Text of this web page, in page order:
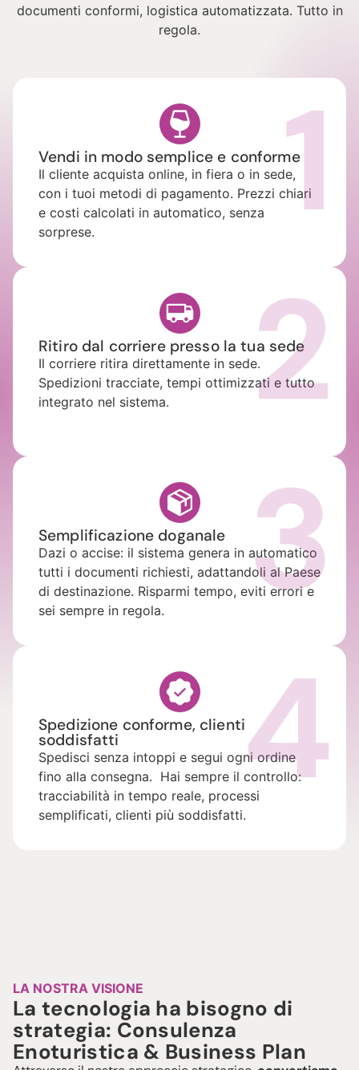
documenti conformi, logistica automatizzata. Tutto in
regola.
1
Vendi in modo semplice e conforme
Il cliente acquista online, in fiera o in sede,
con i tuoi metodi di pagamento. Prezzi chiari
e costi calcolati in automatico, senza
sorprese.
2
Ritiro dal corriere presso la tua sede
Il corriere ritira direttamente in sede.
Spedizioni tracciate, tempi ottimizzati e tutto
integrato nel sistema.
3
Semplificazione doganale
Dazi o accise: il sistema genera in automatico
tutti i documenti richiesti, adattandoli al Paese
di destinazione. Risparmi tempo, eviti errori e
sei sempre in regola.
4
Spedizione conforme, clienti
soddisfatti
Spedisci senza intoppi e segui ogni ordine
fino alla consegna. Hai sempre il controllo:
tracciabilità in tempo reale, processi
semplificati, clienti più soddisfatti.
LA NOSTRA VISIONE
La tecnologia ha bisogno di
strategia: Consulenza
Enoturistica & Business Plan